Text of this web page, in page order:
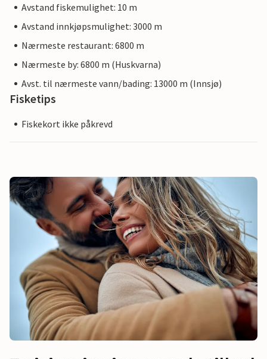
Avstand fiskemulighet: 10 m
Avstand innkjøpsmulighet: 3000 m
Nærmeste restaurant: 6800 m
Nærmeste by: 6800 m (Huskvarna)
Avst. til nærmeste vann/bading: 13000 m (Innsjø)
Fisketips
Fiskekort ikke påkrevd